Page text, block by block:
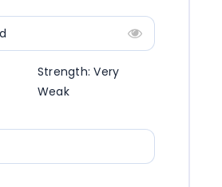
Strength: Very
Weak